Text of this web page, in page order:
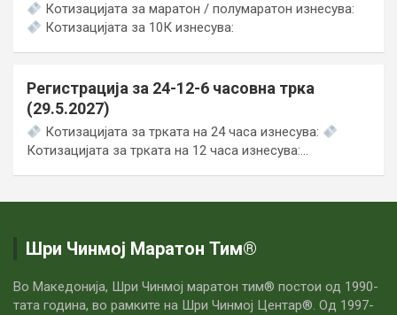
Котизацијата за маратон / полумаратон изнесува:
Котизацијата за 10К изнесува:
Регистрација за 24-12-6 часовна трка
(29.5.2027)
Котизацијата за трката на 24 часа изнесува:
Котизацијата за трката на 12 часа изнесува:…
Шри Чинмој Маратон Тим®
Во Македонија, Шри Чинмој маратон тим® постои од 1990-
тата година, во рамките на Шри Чинмој Центар®. Од 1997-